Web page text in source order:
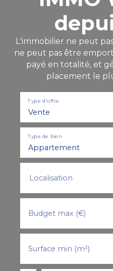
L'immobilier ne peut
ne peut pas être
payé en totalité, et
placement le
Vente
Type d'offre
Appartement
Type de bien
Localisation
Budget max (€)
Surface min (m²)